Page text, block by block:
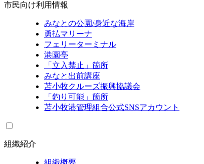
市民向け利用情報
みなとの公園/身近な海岸
勇払マリーナ
フェリーターミナル
港園亭
「立入禁止」箇所
みなと出前講座
苫小牧クルーズ振興協議会
「釣り可能」箇所
苫小牧港管理組合公式SNSアカウント
組織紹介
組織概要